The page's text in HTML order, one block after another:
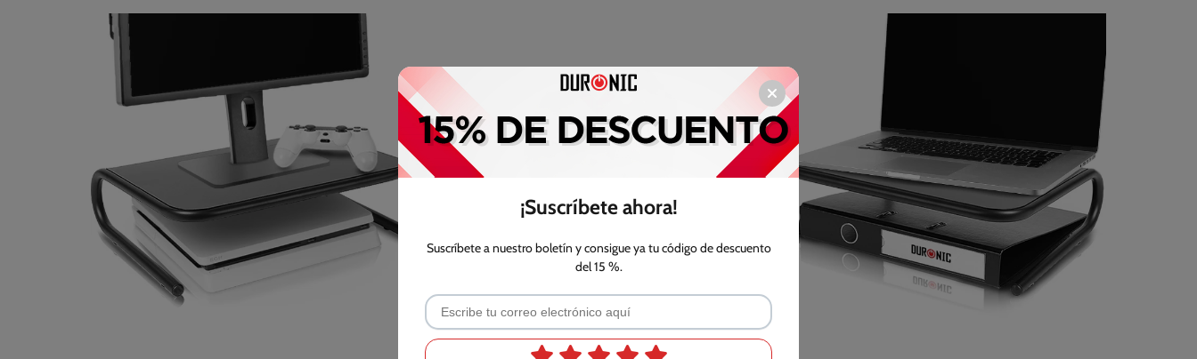
¡Suscríbete ahora!
Suscríbete a nuestro boletín y consigue ya tu código de descuento
del 15 %.